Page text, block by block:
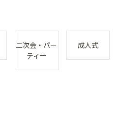
二次会・パー
ティー
成人式